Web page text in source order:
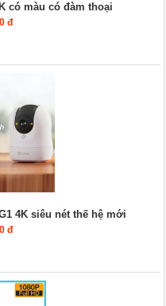
có màu có đàm thoại
đ
4K siêu nét thế hệ mới
đ